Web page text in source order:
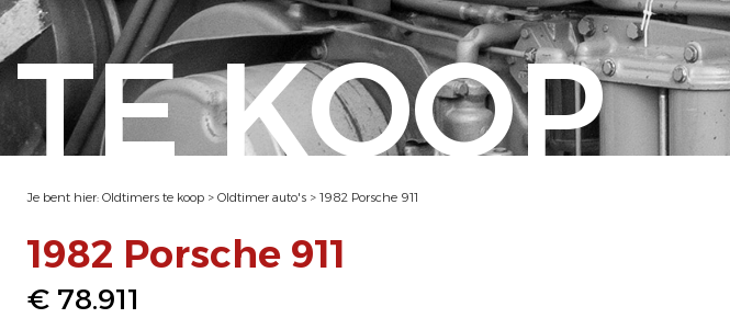
TE KOOP
Je bent hier: Oldtimers te koop > Oldtimer auto's > 1982 Porsche 911
1982 Porsche 911
€ 78.911